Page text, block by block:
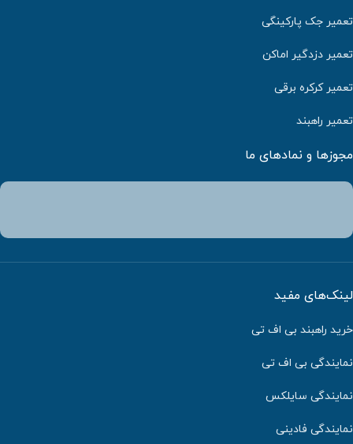
تعمیر جک پارکینگی
تعمیر دزدگیر اماکن
تعمیر کرکره برقی
تعمیر راهبند
مجوزها و نمادهای ما
لینک‌های مفید
خرید راهبند بی اف تی
نمایندگی بی اف تی
نمایندگی سایلکس
نمایندگی فادینی